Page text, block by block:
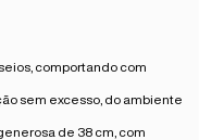
comportando com
sem excesso, do ambiente
de 38 cm, com